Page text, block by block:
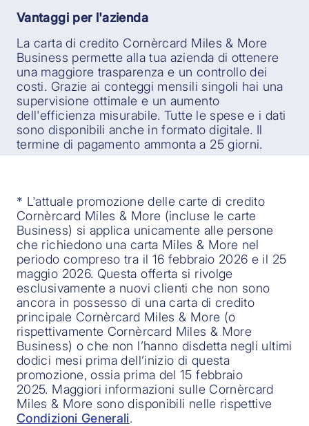
Vantaggi per l'azienda
La carta di credito Cornèrcard Miles & More
Business permette alla tua azienda di ottenere
una maggiore trasparenza e un controllo dei
costi. Grazie ai conteggi mensili singoli hai una
supervisione ottimale e un aumento
dell'efficienza misurabile. Tutte le spese e i dati
sono disponibili anche in formato digitale. Il
termine di pagamento ammonta a 25 giorni.
* L'attuale promozione delle carte di credito
Cornèrcard Miles & More (incluse le carte
Business) si applica unicamente alle persone
che richiedono una carta Miles & More nel
periodo compreso tra il 16 febbraio 2026 e il 25
maggio 2026. Questa offerta si rivolge
esclusivamente a nuovi clienti che non sono
ancora in possesso di una carta di credito
principale Cornèrcard Miles & More (o
rispettivamente Cornèrcard Miles & More
Business) o che non l’hanno disdetta negli ultimi
dodici mesi prima dell’inizio di questa
promozione, ossia prima del 15 febbraio
2025. Maggiori informazioni sulle Cornèrcard
Miles & More sono disponibili nelle rispettive
Condizioni Generali.